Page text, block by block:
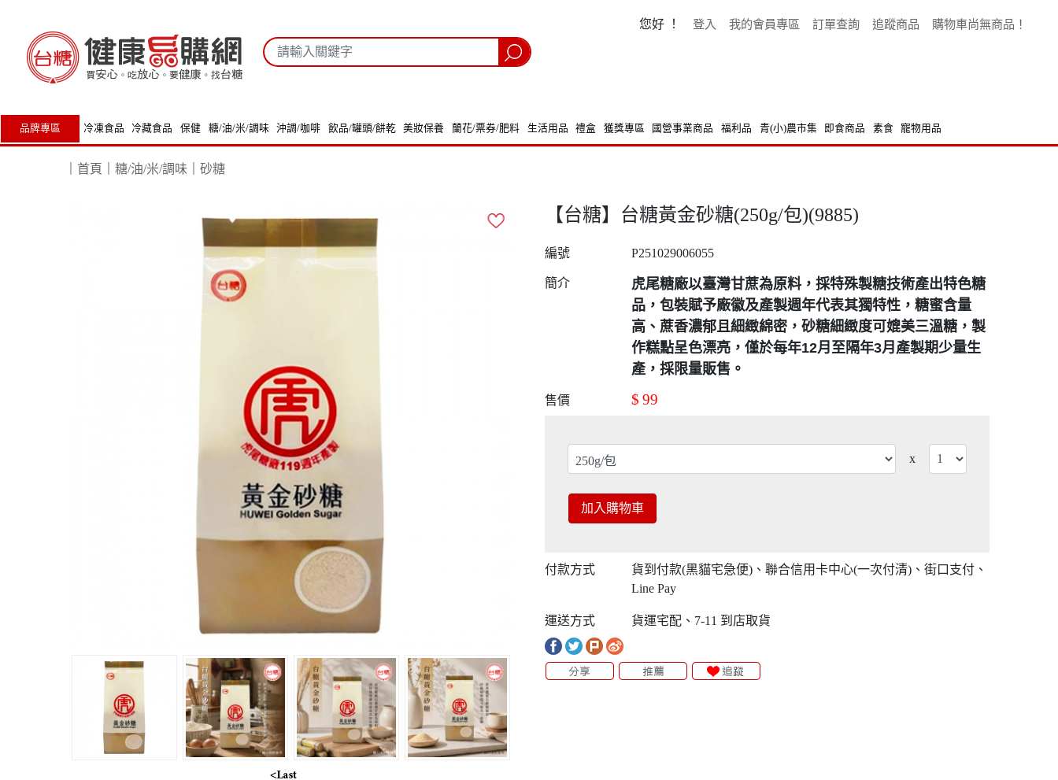
您好 ！ 登入 我的會員專區 訂單查詢 追蹤商品 購物車尚無商品！
品牌專區 冷凍食品 冷藏食品 保健 糖/油/米/調味 沖調/咖啡 飲品/罐頭/餅乾 美妝保養 蘭花/票券/肥料 生活用品 禮盒 獲獎專區 國營事業商品 福利品 青(小)農市集 即食商品 素食 寵物用品
首頁 ｜糖/油/米/調味 ｜砂糖
【台糖】台糖黃金砂糖(250g/包)(9885)
編號 P251029006055
簡介
虎尾糖廠以臺灣甘蔗為原料，採特殊製糖技術產出特色糖
品，包裝賦予廠徽及產製週年代表其獨特性，糖蜜含量
高、蔗香濃郁且細緻綿密，砂糖細緻度可媲美三溫糖，製
作糕點呈色漂亮，僅於每年12月至隔年3月產製期少量生
產，採限量販售。
售價 $ 99
x
加入購物車
付款方式
貨到付款(黑貓宅急便)、聯合信用卡中心(一次付清)、街口支付、
Line Pay
運送方式 貨運宅配、7-11 到店取貨